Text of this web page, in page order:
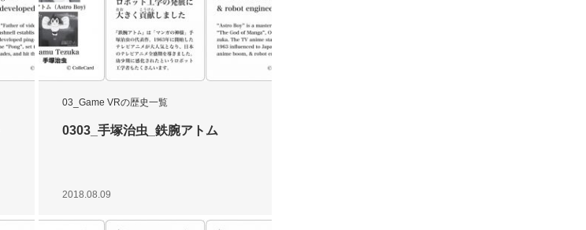
03_Game VRの歴史一覧
0303_手塚治虫_鉄腕アトム
2018.08.09